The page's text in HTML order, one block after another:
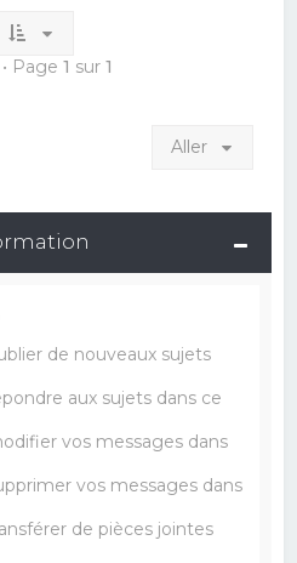
Page 1 sur 1
Aller
de nouveaux sujets
aux sujets dans ce
vos messages dans
vos messages dans
de pièces jointes